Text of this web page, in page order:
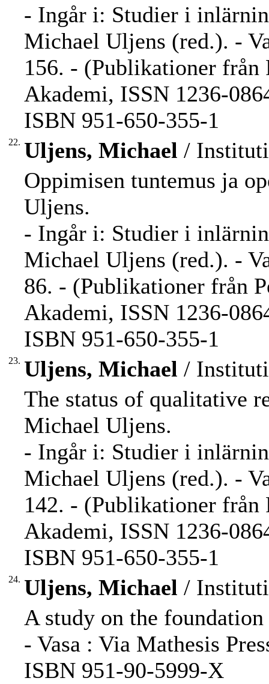
- Ingår i: Studier i
Michael Uljens (red.). -
156. - (Publikationer från
Akademi, ISSN 1236-
ISBN 951-650-355-1
22. Uljens, Michael /
Oppimisen tuntemus ja
Uljens.
- Ingår i: Studier i
Michael Uljens (red.). -
86. - (Publikationer från
Akademi, ISSN 1236-
ISBN 951-650-355-1
23. Uljens, Michael /
The status of qualitative
Michael Uljens.
- Ingår i: Studier i
Michael Uljens (red.). -
142. - (Publikationer från
Akademi, ISSN 1236-
ISBN 951-650-355-1
24. Uljens, Michael /
A study on the
- Vasa : Via Mathesis
ISBN 951-90-5999-X